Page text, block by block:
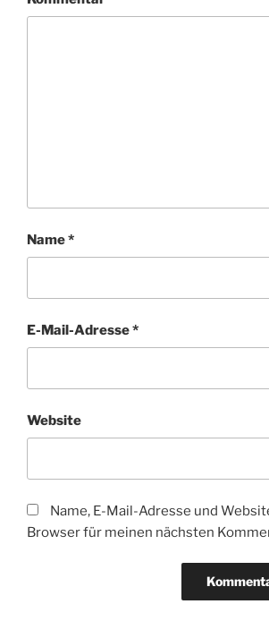
Name*
E-Mail-Adresse*
Website
Name, E-Mail-Adresse und
Browser für meinen nächsten